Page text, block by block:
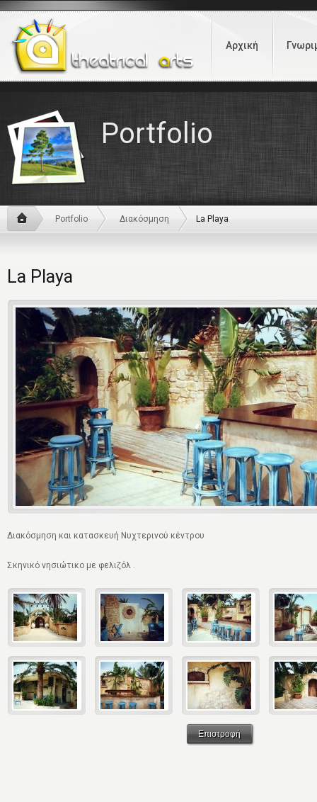
Αρχική
Portfolio
Portfolio Διακόσμηση La Playa
La Playa
Διακόσμηση και κατασκευή Νυχτερινού κέντρου
Σκηνικό νησιώτικο με φελιζόλ .
Επιστροφή